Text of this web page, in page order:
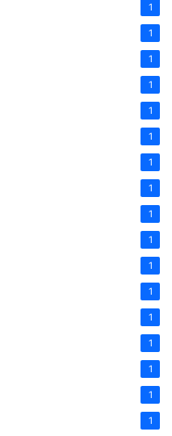
1
1
1
1
1
1
1
1
1
1
1
1
1
1
1
1
1